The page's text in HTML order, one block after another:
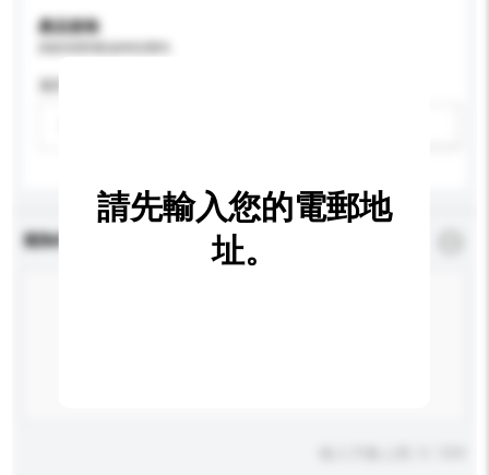
產品規格
查詢內容
請先輸入您的電郵地
址。